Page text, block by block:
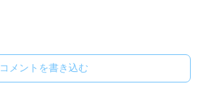
コメントを書き込む